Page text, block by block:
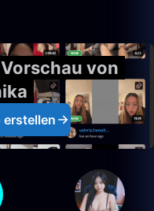
von
erstellen